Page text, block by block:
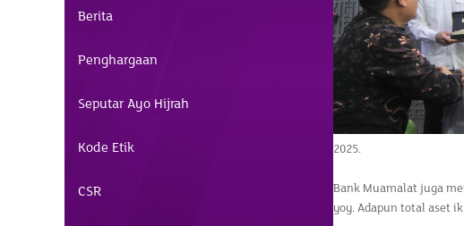
Berita
Penghargaan
Seputar Ayo Hijrah
Kode Etik
CSR
2025.
Bank Muamalat juga
yoy. Adapun total aset